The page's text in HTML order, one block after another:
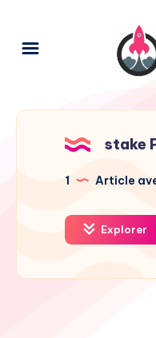
stake
1 Article
Explorer